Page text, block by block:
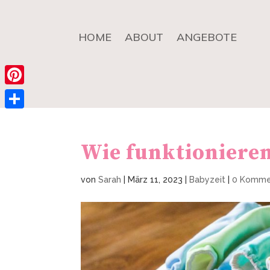
HOME ABOUT ANGEBOTE
Wie
vonSarah |März 11, 2023 |Babyzeit |0
Pinterest